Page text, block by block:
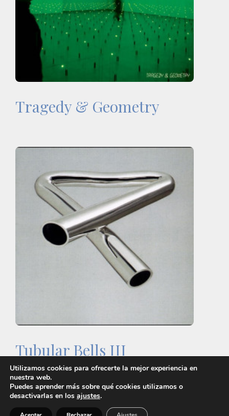
Tragedy & Geometry
Tubular Bells III
Lo demás es ruido © 2026 |Política de privacidad
Utilizamos cookies para ofrecerte la mejor experiencia en
nuestra web.
Puedes aprender más sobre qué cookies utilizamos o
desactivarlas en los ajustes.